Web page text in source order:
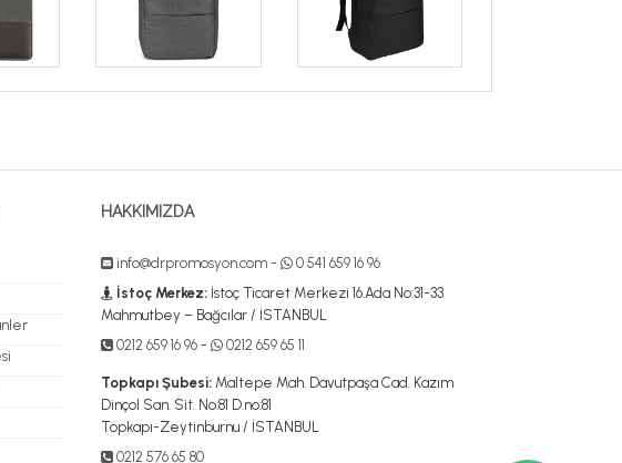
HAKKIMIZDA
info@drpromosyon.com -
0 541 659 16 96
İstoç Merkez: İstoç Ticaret Merkezi 16.Ada No:31-33
Mahmutbey – Bağcılar / İSTANBUL
0212 659 16 96 - 0212 659 65 11
Topkapı Şubesi: Maltepe Mah. Davutpaşa Cad. Kazım
Dinçol San. Sit. No:81 D.no:81
Topkapı-Zeytinburnu / İSTANBUL
0212 576 65 80